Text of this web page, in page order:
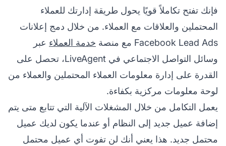
فإنك تفتح تكاملاً قويًا يحول طريقة إدارتك للعملاء
المحتملين والعلاقات مع العملاء. من خلال دمج إعلانات
Facebook Lead Ads مع منصة
خدمة العملاء عبر
وسائل التواصل الاجتماعي في LiveAgent، تحصل على
القدرة على إدارة معلومات العملاء المحتملين والعملاء من
لوحة معلومات مركزية بكفاءة.
يعمل التكامل من خلال المشغلات الآلية التي تتابع متى يتم
إضافة عميل جديد إلى النظام أو عندما يكون لديك عميل
محتمل جديد. هذا يعني أنك لن تفوت أي عميل محتمل